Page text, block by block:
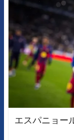
エスパニョー